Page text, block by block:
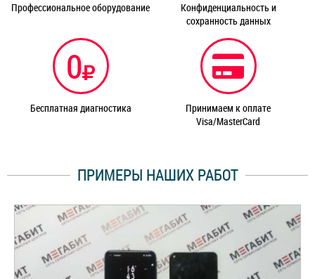
Профессиональное оборудование
Конфиденциальность и
сохранность данных
0
Бесплатная диагностика
Принимаем к оплате
Visa/MasterCard
ПРИМЕРЫ НАШИХ РАБОТ